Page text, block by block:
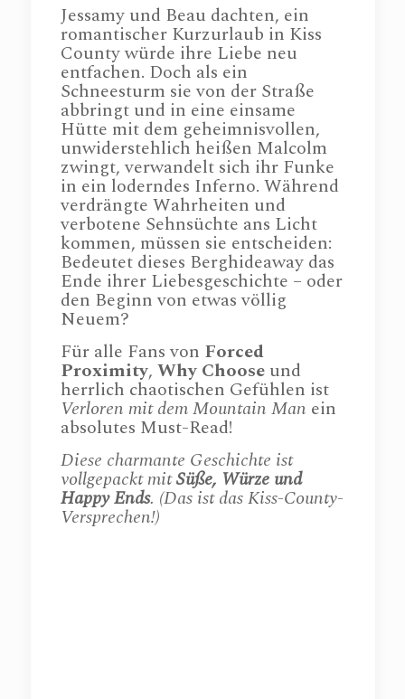
Jessamy und Beau dachten, ein
romantischer Kurzurlaub in Kiss
County würde ihre Liebe neu
entfachen. Doch als ein
Schneesturm sie von der Straße
abbringt und in eine einsame
Hütte mit dem geheimnisvollen,
unwiderstehlich heißen Malcolm
zwingt, verwandelt sich ihr Funke
in ein loderndes Inferno. Während
verdrängte Wahrheiten und
verbotene Sehnsüchte ans Licht
kommen, müssen sie entscheiden:
Bedeutet dieses Berghideaway das
Ende ihrer Liebesgeschichte – oder
den Beginn von etwas völlig
Neuem?
Für alle Fans von Forced
Proximity, Why Chooseund
herrlich chaotischen Gefühlen ist
Verloren mit dem Mountain Man ein
absolutes Must-Read!
Diese charmante Geschichte ist
vollgepackt mitSüße, Würze und
Happy Ends. (Das ist das Kiss-County-
Versprechen!)